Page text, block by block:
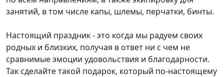
занятий, в том числе капы, шлемы, перчатки, бинты.
Настоящий праздник - это когда мы радуем своих
родных и близких, получая в ответ ни с чем не
сравнимые эмоции удовольствия и благодарности.
Так сделайте такой подарок, который по-настоящему